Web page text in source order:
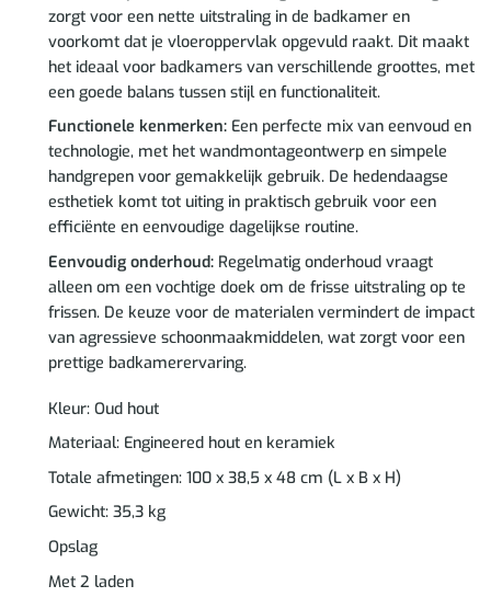
zorgt voor een nette uitstraling in de badkamer en
voorkomt dat je vloeroppervlak opgevuld raakt. Dit maakt
het ideaal voor badkamers van verschillende groottes, met
een goede balans tussen stijl en functionaliteit.
Functionele kenmerken:Een perfecte mix van eenvoud en
technologie, met het wandmontageontwerp en simpele
handgrepen voor gemakkelijk gebruik. De hedendaagse
esthetiek komt tot uiting in praktisch gebruik voor een
efficiënte en eenvoudige dagelijkse routine.
Eenvoudig onderhoud:Regelmatig onderhoud vraagt
alleen om een vochtige doek om de frisse uitstraling op te
frissen. De keuze voor de materialen vermindert de impact
van agressieve schoonmaakmiddelen, wat zorgt voor een
prettige badkamerervaring.
Kleur: Oud hout
Materiaal: Engineered hout en keramiek
Totale afmetingen: 100 x 38,5 x 48 cm (L x B x H)
Gewicht: 35,3 kg
Opslag
Met 2 laden